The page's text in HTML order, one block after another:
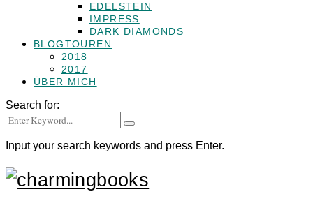
EDELSTEIN
IMPRESS
DARK DIAMONDS
BLOGTOUREN
2018
2017
ÜBER MICH
Search for:
Input your search keywords and press Enter.